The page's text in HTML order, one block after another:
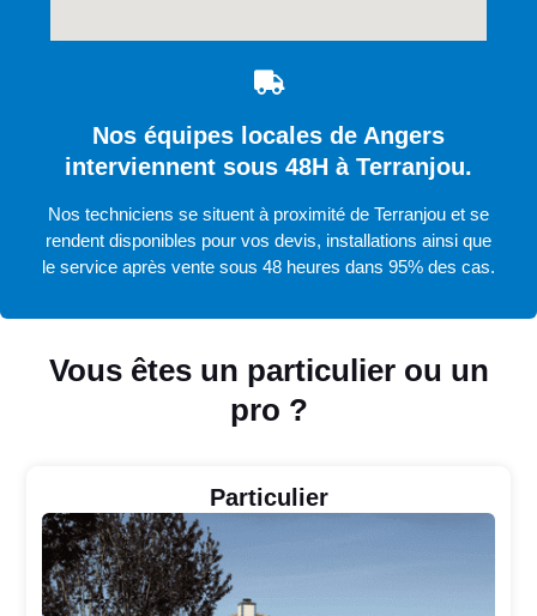
Vous êtes un particulier ou un
pro ?
Particulier
Nos équipes locales de Angers
interviennent sous 48H à Terranjou.
Nos techniciens se situent à proximité de Terranjou et se
rendent disponibles pour vos devis, installations ainsi que
le service après vente sous 48 heures dans 95% des cas.